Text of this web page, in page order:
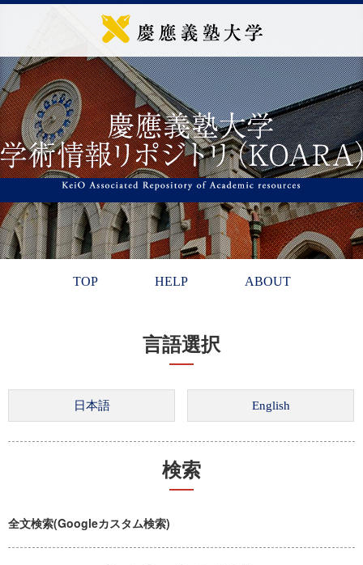
TOP HELP ABOUT
言語選択
検索
全文検索(Googleカスタム検索)